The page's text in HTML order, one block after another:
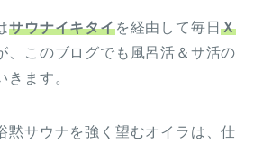
サウナイキタイを経由して毎日Ｘ
、このブログでも風呂活＆サ活の
きます。
黙サウナを強く望むオイラは、仕